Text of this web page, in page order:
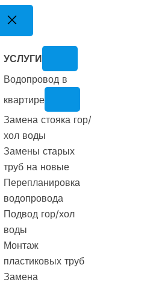
УСЛУГИ
Водопровод в
квартире
Замена стояка гор/
хол воды
Замены старых
труб на новые
Перепланировка
водопровода
Подвод гор/хол
воды
Монтаж
пластиковых труб
Замена